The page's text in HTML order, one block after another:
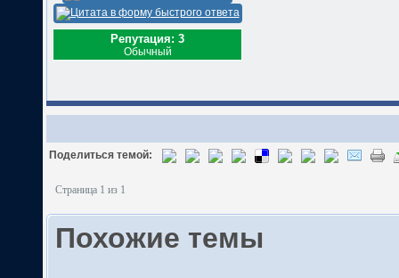
Репутация: 3
Обычный
Поделиться темой:
Страница 1 из 1
Похожие темы